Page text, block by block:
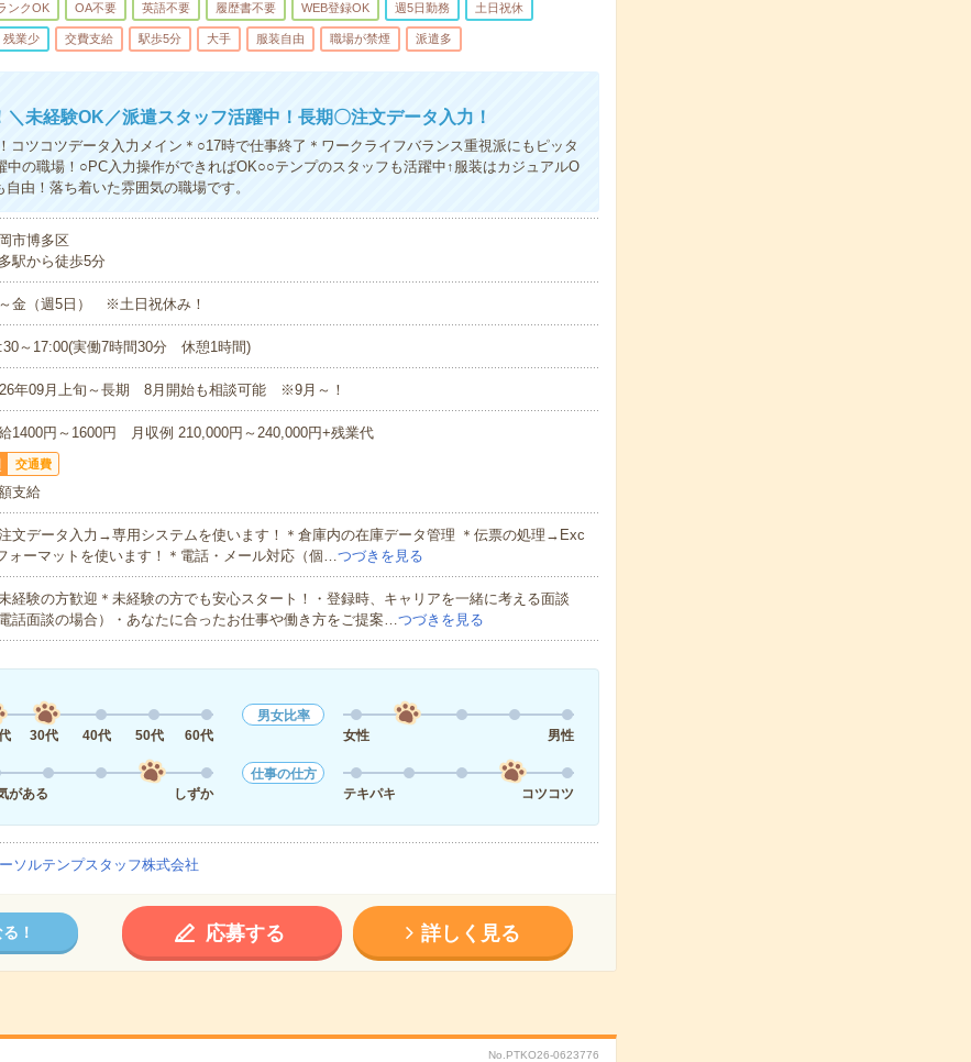
ンクOK OA不要 英語不要 履歴書不要 WEB登録OK 週5日勤務 土日祝休
残業少 交費支給 駅歩5分 大手 服装自由 職場が禁煙 派遣多
＼未経験OK／派遣スタッフ活躍中！長期〇注文データ入力！
コツコツデータ入力メイン＊○17時で仕事終了＊ワークライフバランス重視派にもピッタ
中の職場！○PC入力操作ができればOK○○テンプのスタッフも活躍中↑服装はカジュアルO
由！落ち着いた雰囲気の職場です。
市博多区
駅から徒歩5分
金（週5日） ※土日祝休み！
～17:00(実働7時間30分 休憩1時間)
年09月上旬～長期 8月開始も相談可能 ※9月～！
1400円～1600円 月収例 210,000円～240,000円+残業代
交通費
支給
文データ入力→専用システムを使います！＊倉庫内の在庫データ管理 ＊伝票の処理→Exc
ォーマットを使います！＊電話・メール対応（個…つづきを見る
経験の方歓迎＊未経験の方でも安心スタート！・登録時、キャリアを一緒に考える面談
電話面談の場合）・あなたに合ったお仕事や働き方をご提案…つづきを見る
30代 40代 50代 60代
男女比率
女性
男性
がある
しずか
仕事の仕方
テキパキ
コツコツ
ソルテンプスタッフ株式会社
！ 応募する 詳しく見る
No.PTKO26-0623776